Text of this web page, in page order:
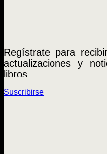
Regístrate para
actualizaciones y
libros.
Suscribirse